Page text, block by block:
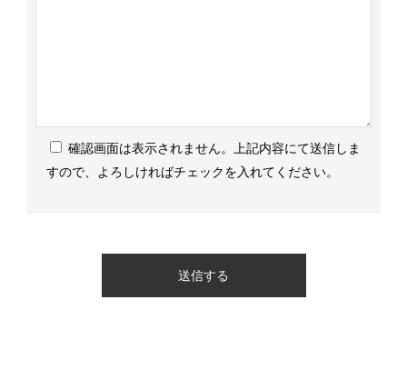
確認画面は表示されません。上記内容にて送信しま
すので、よろしければチェックを入れてください。